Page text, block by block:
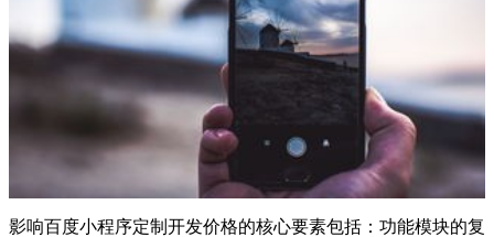
影响百度小程序定制开发价格的核心要素包括：功能模块的复